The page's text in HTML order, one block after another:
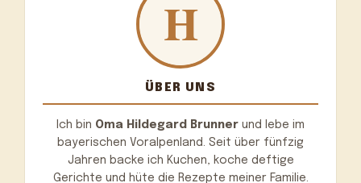
ÜBER UNS
Ich bin Oma Hildegard Brunner und lebe im
bayerischen Voralpenland. Seit über fünfzig
Jahren backe ich Kuchen, koche deftige
Gerichte und hüte die Rezepte meiner Familie.